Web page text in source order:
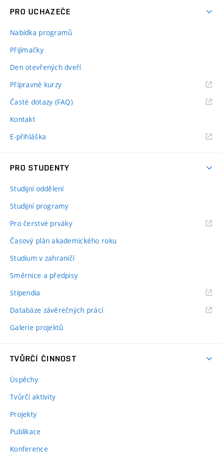
PRO UCHAZEČE
Nabídka programů
Přijímačky
Den otevřených dveří
Přípravné kurzy
Časté dotazy (FAQ)
Kontakt
E-přihláška
PRO STUDENTY
Studijní oddělení
Studijní programy
Pro čerstvé prváky
Časový plán akademického roku
Studium v zahraničí
Směrnice a předpisy
Stipendia
Databáze závěrečných prácí
Galerie projektů
TVŮRČÍ ČINNOST
Úspěchy
Tvůrčí aktivity
Projekty
Publikace
Konference